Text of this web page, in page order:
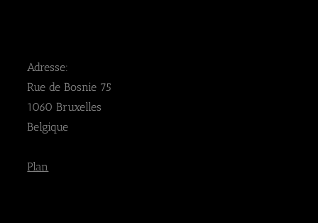
Adresse:
Rue de Bosnie 75
1060 Bruxelles
Belgique
Plan